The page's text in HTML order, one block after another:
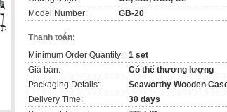
Model Number:
GB-20
Thanh toán:
Minimum Order Quantity: 1 set
Giá bán:
Có thể thương lượng
Packaging Details:
Seaworthy Wooden
Delivery Time:
30 days